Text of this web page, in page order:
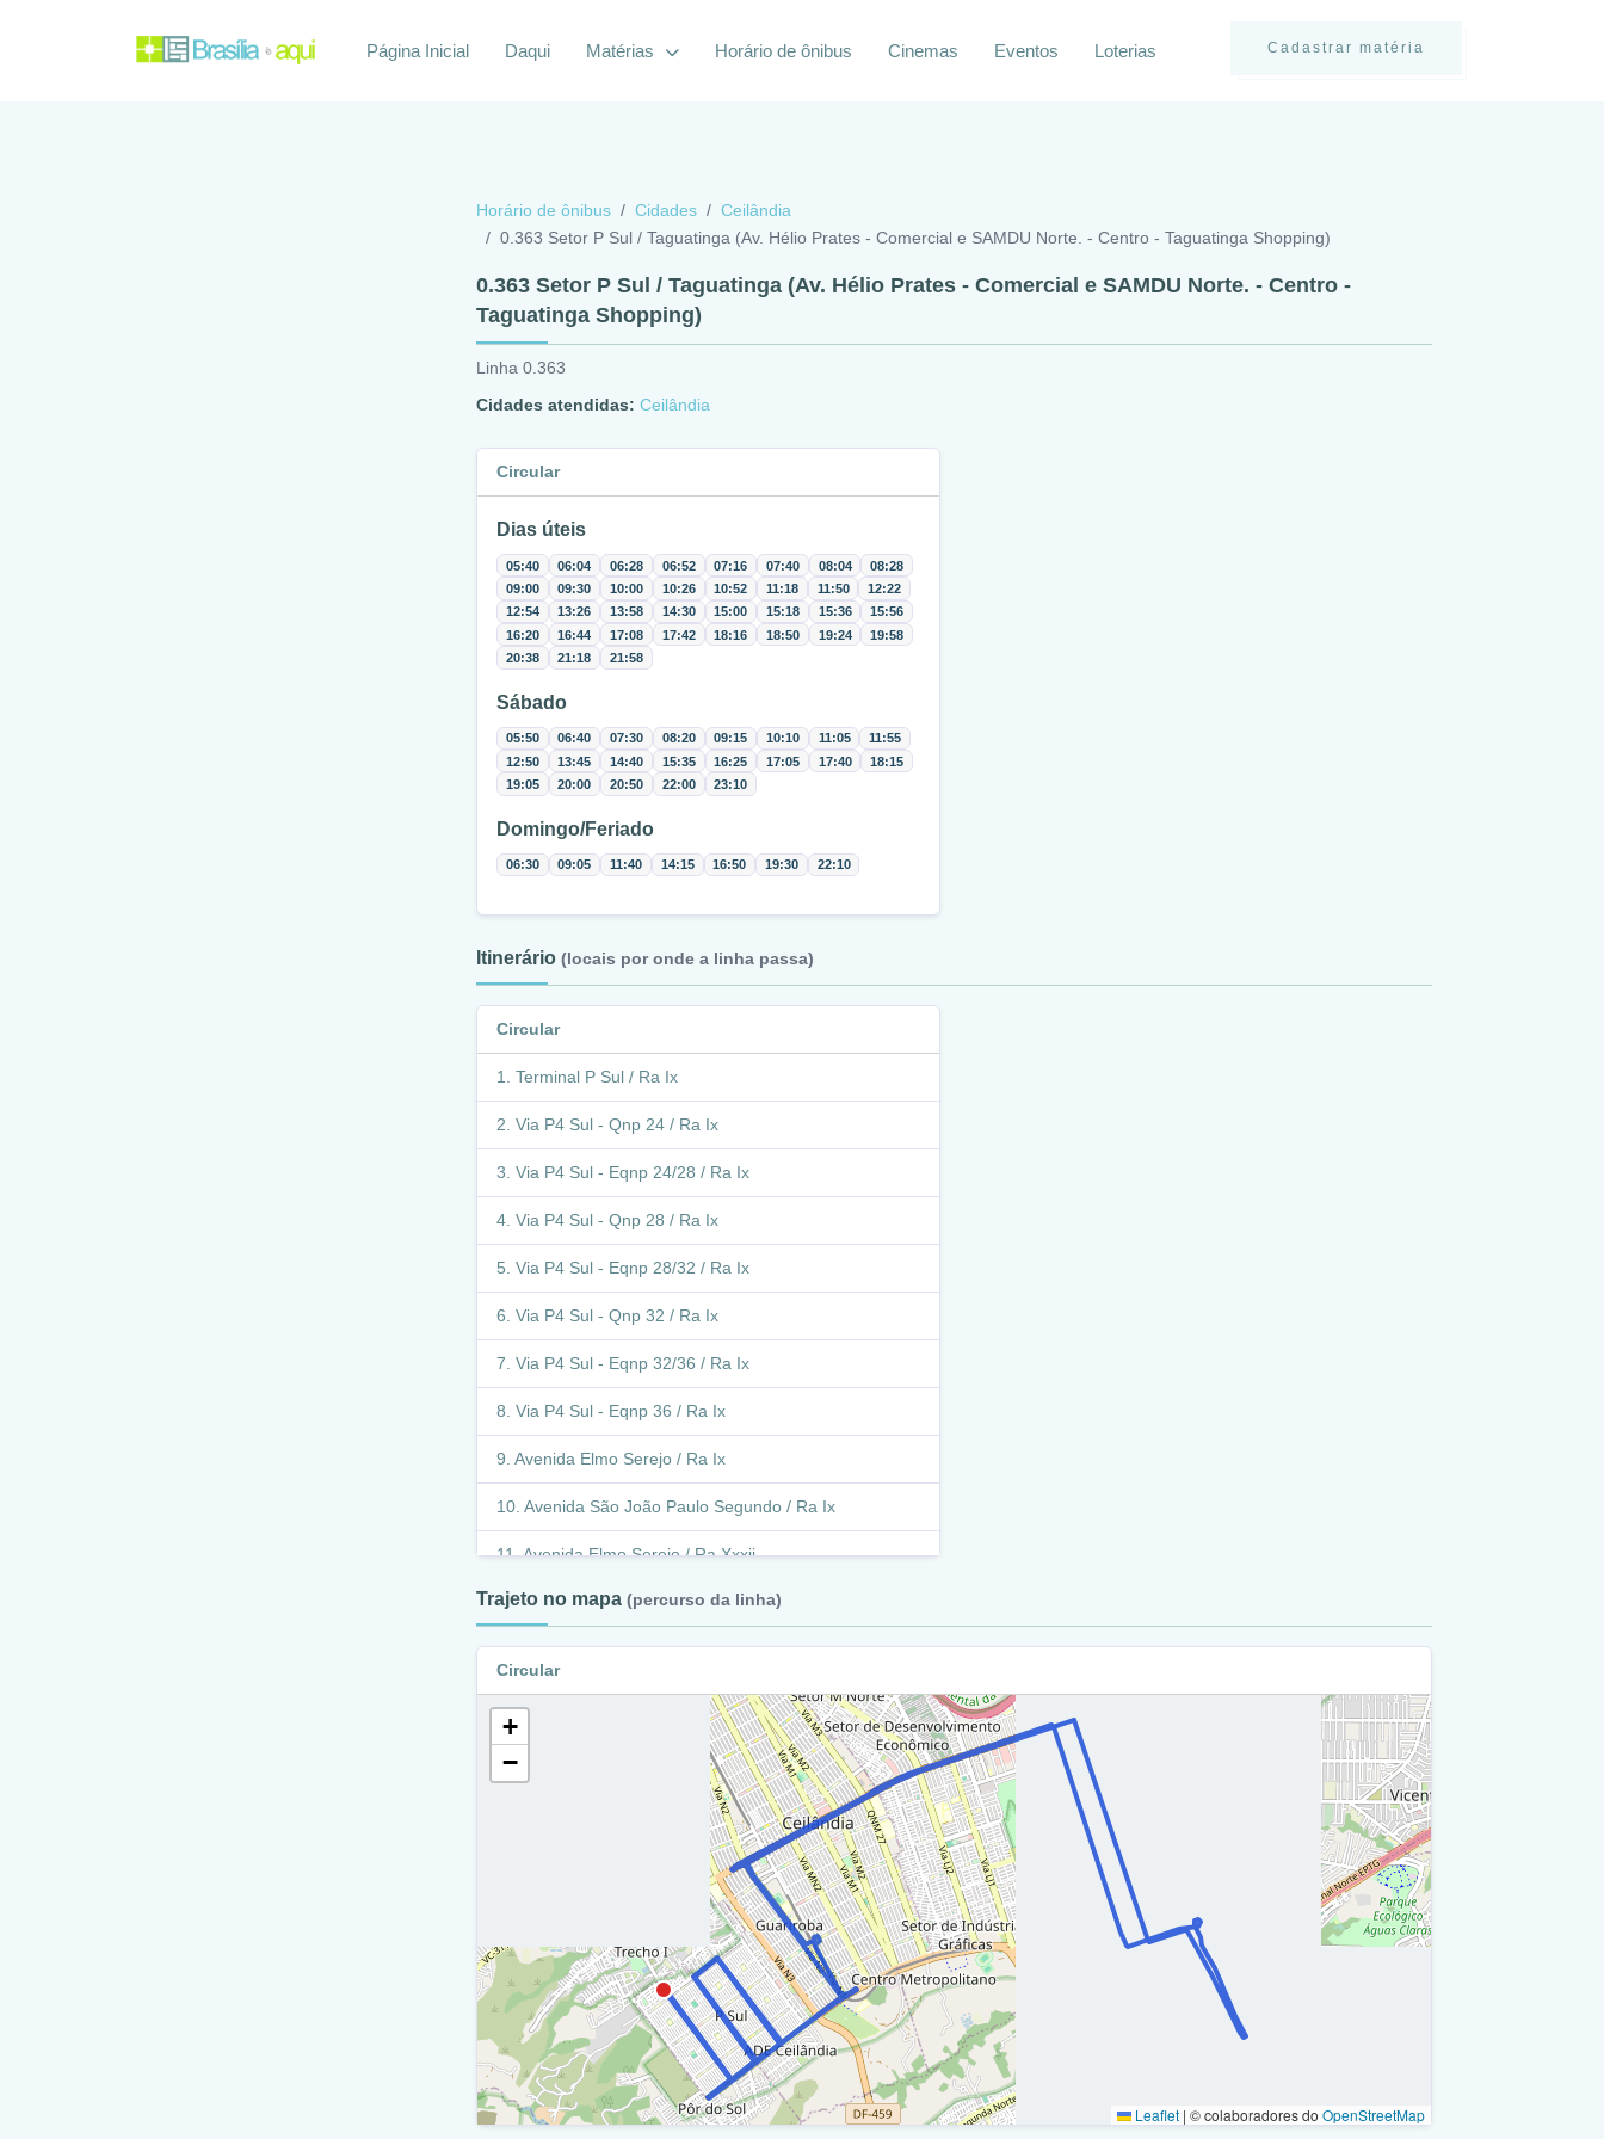
Cadastrar matéria
Página Inicial Daqui Matérias Horário de ônibus Cinemas Eventos Loterias
Horário de ônibus Cidades
Ceilândia
0.363 Setor P Sul / Taguatinga (Av. Hélio Prates - Comercial e SAMDU Norte. - Centro - Taguatinga Shopping)
0.363 Setor P Sul / Taguatinga (Av. Hélio Prates - Comercial e SAMDU Norte. - Centro -
Taguatinga Shopping)
Linha 0.363
Cidades atendidas: Ceilândia
Circular
Dias úteis
05:40 06:04 06:28 06:52 07:16 07:40 08:04
08:28
09:00
09:30 10:00 10:26 10:52 11:18 11:50
12:22
12:54
13:26 13:58 14:30 15:00 15:18 15:36
15:56
16:20
16:44 17:08 17:42 18:16 18:50 19:24
19:58
20:38
21:18 21:58
Sábado
05:50 06:40 07:30 08:20 09:15 10:10 11:05
11:55
12:50
13:45 14:40 15:35 16:25 17:05 17:40
18:15
19:05
20:00 20:50 22:00 23:10
Domingo/Feriado
06:30 09:05 11:40 14:15 16:50 19:30 22:10
Itinerário (locais por onde a linha passa)
Circular
Terminal P Sul / Ra Ix
Via P4 Sul - Qnp 24 / Ra Ix
Via P4 Sul - Eqnp 24/28 / Ra Ix
Via P4 Sul - Qnp 28 / Ra Ix
Via P4 Sul - Eqnp 28/32 / Ra Ix
Via P4 Sul - Qnp 32 / Ra Ix
Via P4 Sul - Eqnp 32/36 / Ra Ix
Via P4 Sul - Eqnp 36 / Ra Ix
Avenida Elmo Serejo / Ra Ix
Avenida São João Paulo Segundo / Ra Ix
Avenida Elmo Serejo / Ra Xxxii
Avenida Elmo Serejo / Ra Ix
Avenida Elmo Serejo / Ra Ix
Via P3 Sul / Ra Ix
Qnp 8-12 / Ra Ix
Avenida Elmo Serejo / Ra Ix
Eqnn 06-08 / Via N1 Sul / Ra Ix
Via N2 Sul / Ra Ix
Avenida Hélio Prates / Ra Ix
Retorno Avenida Hélio Prates / Ra Ix
Avenida Hélio Prates / Ra Ix
Trajeto no mapa (percurso da linha)
Circular
+
−
Leaflet | © colaboradores do OpenStreetMap